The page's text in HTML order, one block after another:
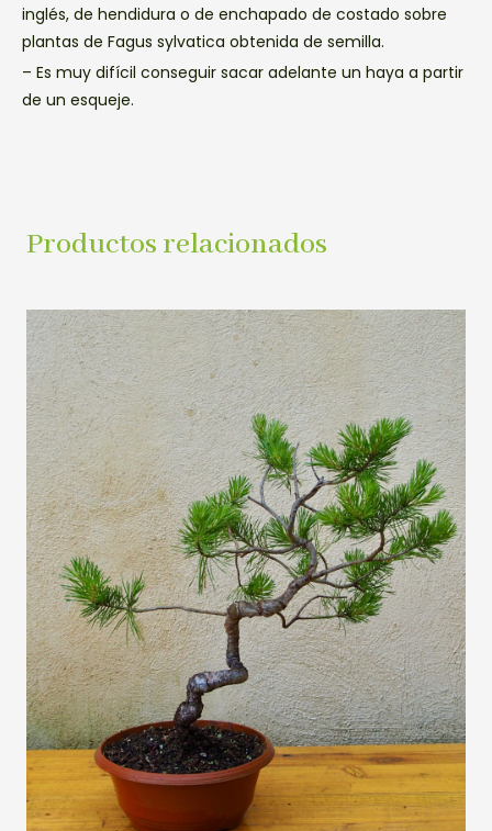
inglés, de hendidura o de enchapado de costado sobre
plantas de Fagus sylvatica obtenida de semilla.
– Es muy difícil conseguir sacar adelante un haya a partir
de un esqueje.
Productos relacionados